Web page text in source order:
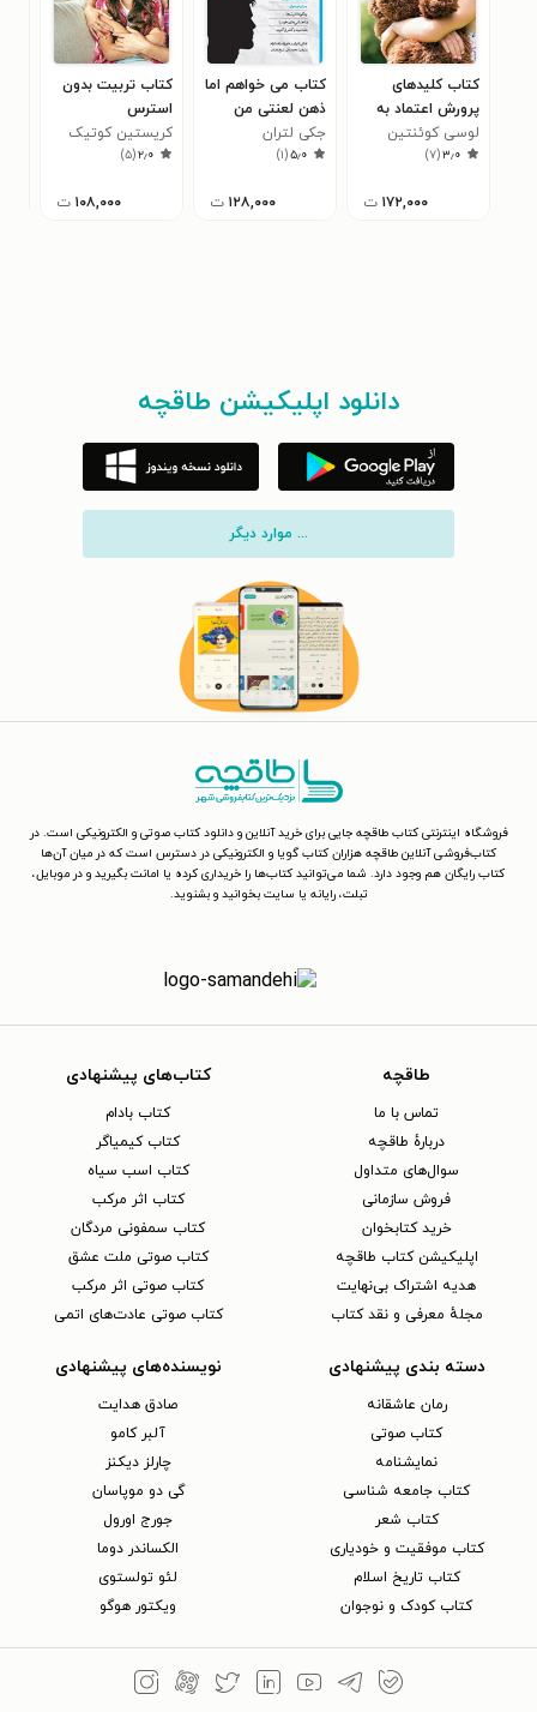
کتاب کلیدهای
پرورش اعتماد به
نفس در کودک
خجالتی
لوسی کوئنتین
۳٫۰(۷)
۱۷۲,۰۰۰ ت
کتاب می خواهم اما
ذهن لعنتی من
اجازه نمی دهد!
(کتاب راهنما برای
جکی لتران
۵٫۰(۱)
۱۲۸,۰۰۰ ت
کتاب تربیت بدون
استرس
کریستین کوتیک
۲٫۰(۵)
۱۰۸,۰۰۰ ت
دانلود اپلیکیشن طاقچه
... موارد دیگر
فروشگاه اینترنتی کتاب طاقچه جایی برای خرید آنلاین و دانلود کتاب صوتی و الکترونیکی است. در
کتاب‌فروشی آنلاین طاقچه هزاران کتاب گویا و الکترونیکی در دسترس است که در میان آن‌ها
کتاب رایگان هم وجود دارد. شما می‌توانید کتاب‌ها را خریداری کرده یا امانت بگیرید و در موبایل،
تبلت، رایانه یا سایت بخوانید و بشنوید.
طاقچه
تماس با ما
دربارهٔ طاقچه
سوال‌های متداول
فروش سازمانی
خرید کتابخوان
اپلیکیشن کتاب طاقچه
هدیه اشتراک بی‌نهایت
مجلهٔ معرفی و نقد کتاب
کتاب‌های پیشنهادی
کتاب بادام
کتاب کیمیاگر
کتاب اسب سیاه
کتاب اثر مرکب
کتاب سمفونی مردگان
کتاب صوتی ملت عشق
کتاب صوتی اثر مرکب
کتاب صوتی عادت‌های اتمی
دسته بندی پیشنهادی
رمان عاشقانه
کتاب‌ صوتی
نمایشنامه
کتاب جامعه شناسی
کتاب شعر
کتاب موفقیت و خودیاری
کتاب تاریخ اسلام
کتاب کودک و نوجوان
نویسنده‌های پیشنهادی
صادق هدایت
آلبر کامو
چارلز دیکنز
گی دو موپاسان
جورج اورول
الکساندر دوما
لئو تولستوی
ویکتور هوگو